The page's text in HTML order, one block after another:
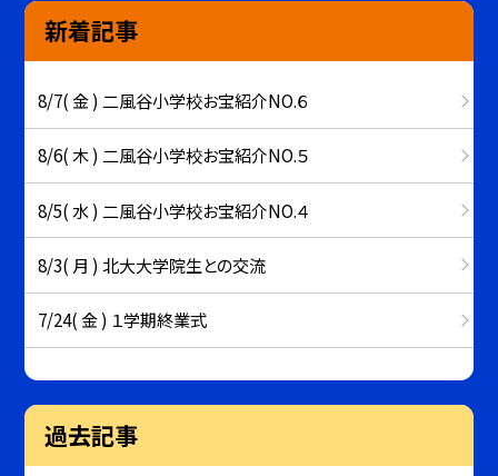
新着記事
8/7( 金 ) 二風谷小学校お宝紹介NO.６
8/6( 木 ) 二風谷小学校お宝紹介NO.５
8/5( 水 ) 二風谷小学校お宝紹介NO.４
8/3( 月 ) 北大大学院生との交流
7/24( 金 ) １学期終業式
過去記事